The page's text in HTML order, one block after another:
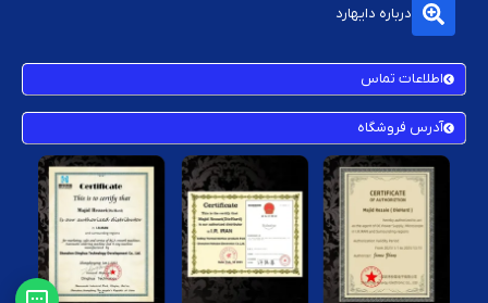
بازی‌های ماجراجویی (The Last of Us، Uncharted)
بازی‌های اکشن و تیراندازی (Call of Duty، Battlefield)
بازی‌های نقش‌آفرینی (Elden Ring، Final Fantasy)
بازی‌های اختصاصی پلی‌استیشن (God of War، Spider-Man)
سوالات متداول (FAQs)
آیا نصب بازی‌ها باعث حذف اطلاعات قبلی کنسول می‌شود؟
خیر، تیم فنی سعی می‌کند بازی‌ها را بدون حذف داده‌های ذخیره شده نصب
کند.
درباره دایهارد
اطلاعات تماس
آدرس فروشگاه